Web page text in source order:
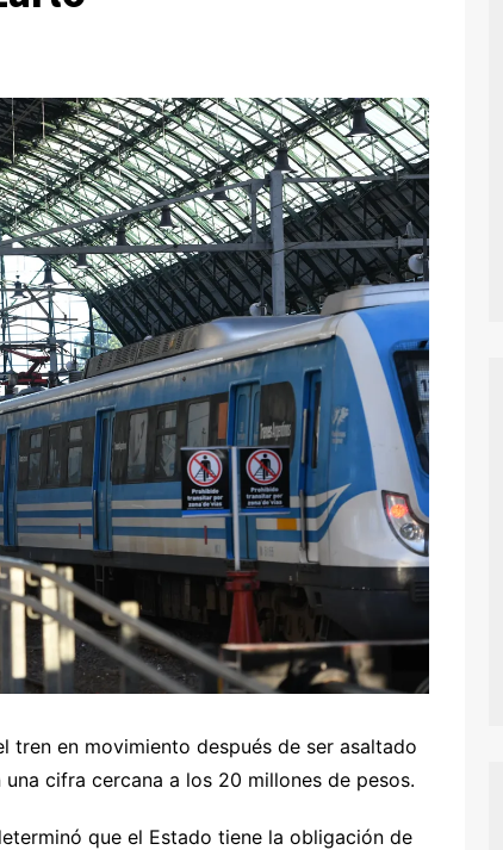
tren en movimiento después de ser asaltado
cifra cercana a los 20 millones de pesos.
que el Estado tiene la obligación de